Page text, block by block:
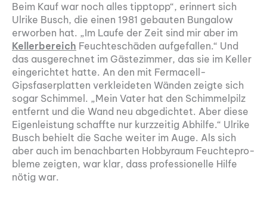
Beim Kauf war noch alles tipptopp“, erinnert sich
Ulrike Busch, die einen 1981 gebauten Bungalow
erworben hat. „Im Laufe der Zeit sind mir aber im
Kellerbereich Feuchteschäden aufgefallen.“ Und
das ausgerechnet im Gästezimmer, das sie im Keller
eingerichtet hatte. An den mit Fermacell-
Gipsfaserplatten verkleideten Wänden zeigte sich
sogar Schimmel. „Mein Vater hat den Schimmelpilz
entfernt und die Wand neu abgedichtet. Aber diese
Eigenleistung schaffte nur kurzzeitig Abhilfe.“ Ulrike
Busch behielt die Sache weiter im Auge. Als sich
aber auch im benachbarten Hobbyraum Feuchtepro­
bleme zeigten, war klar, dass professionelle Hilfe
nötig war.